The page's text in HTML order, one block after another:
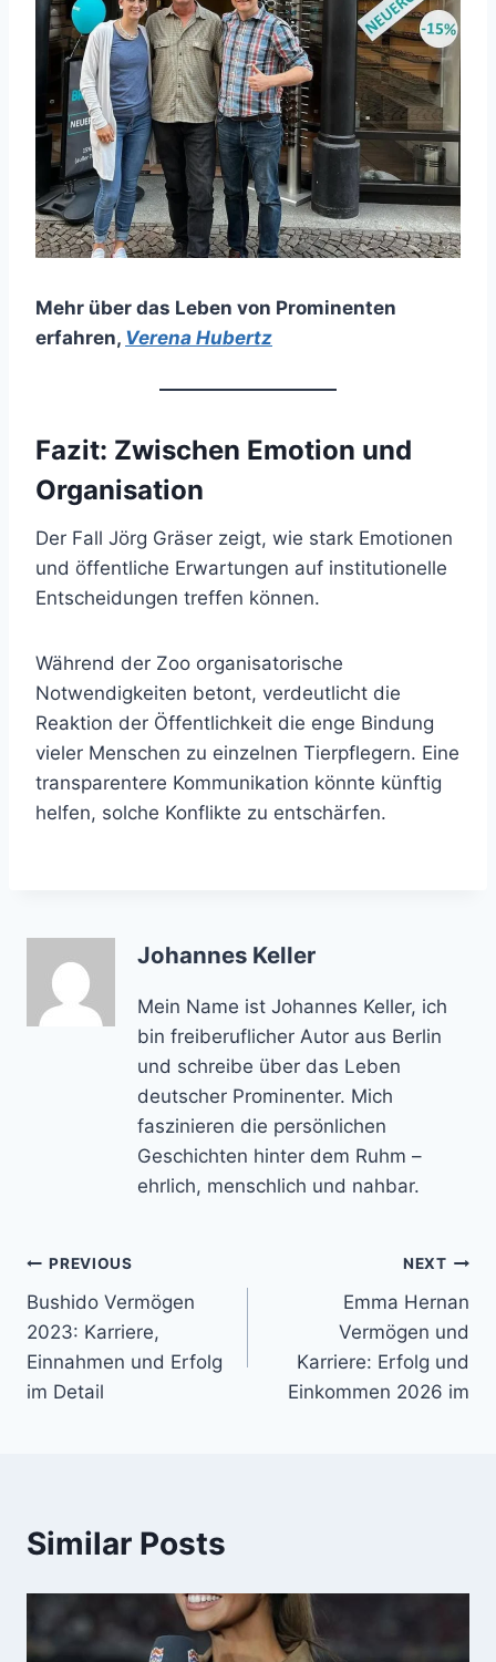
Mehr über das Leben von Prominenten
erfahren, Verena Hubertz
Fazit: Zwischen Emotion und
Organisation
Der Fall Jörg Gräser zeigt, wie stark Emotionen
und öffentliche Erwartungen auf institutionelle
Entscheidungen treffen können.
Während der Zoo organisatorische
Notwendigkeiten betont, verdeutlicht die
Reaktion der Öffentlichkeit die enge Bindung
vieler Menschen zu einzelnen Tierpflegern. Eine
transparentere Kommunikation könnte künftig
helfen, solche Konflikte zu entschärfen.
Johannes Keller
Mein Name ist Johannes Keller, ich
bin freiberuflicher Autor aus Berlin
und schreibe über das Leben
deutscher Prominenter. Mich
faszinieren die persönlichen
Geschichten hinter dem Ruhm –
ehrlich, menschlich und nahbar.
Post
navigation
PREVIOUS
Bushido Vermögen
2023: Karriere,
Einnahmen und Erfolg
im Detail
NEXT
Emma Hernan
Vermögen und
Karriere: Erfolg und
Einkommen 2026 im
Similar Posts